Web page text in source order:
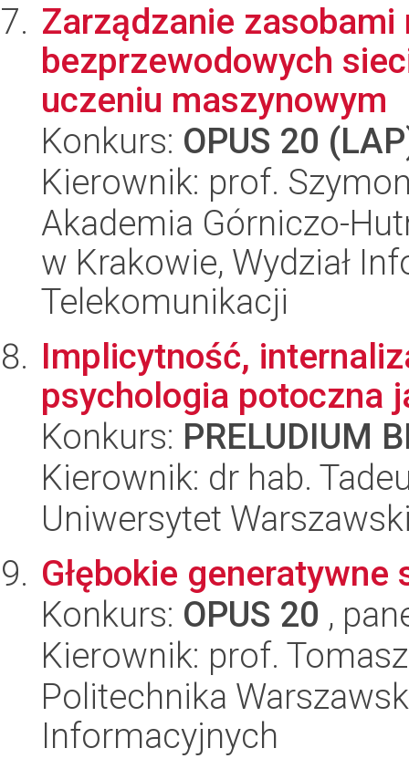
Zarządzanie
bezprzewodowych
uczeniu maszynowym
Konkurs: OPUS 20
Kierownik: prof.
Akademia Górniczo-
w Krakowie, Wydział
Telekomunikacji
Implicytność,
psychologia potoczna
Konkurs: PRELUDIUM
Kierownik: dr hab.
Uniwersytet
Głębokie
Konkurs: OPUS 20 ,
Kierownik: prof.
Politechnika
Informacyjnych